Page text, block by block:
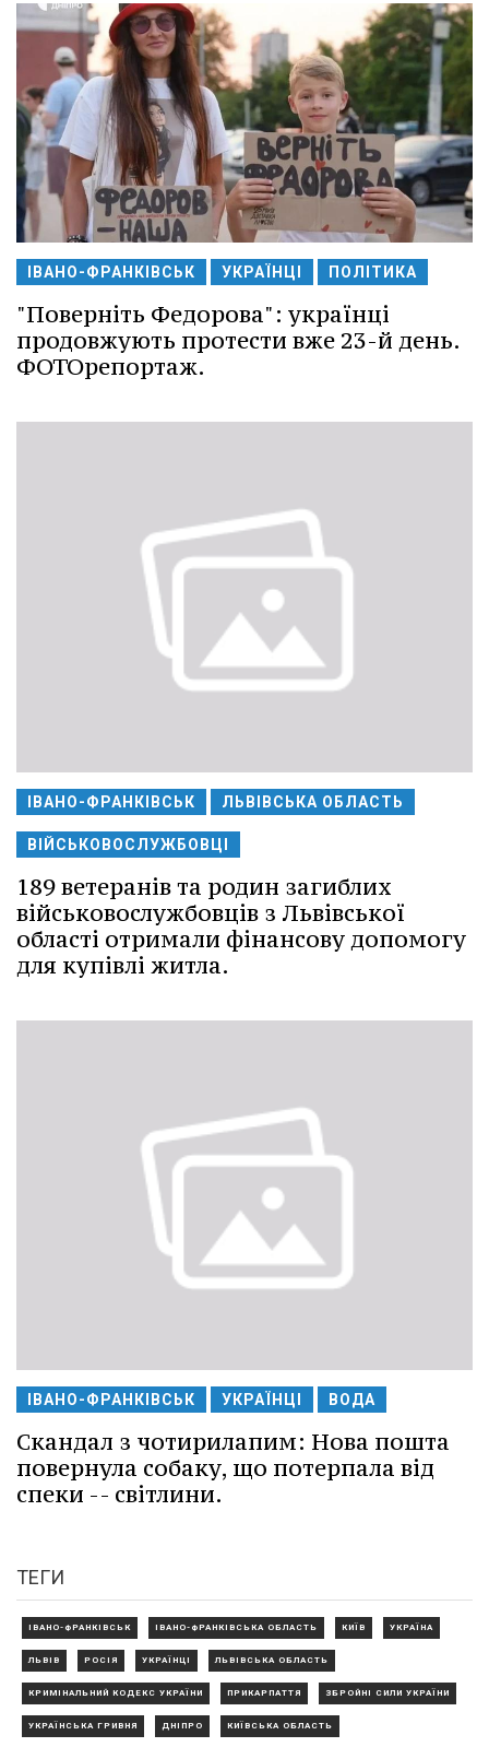
ІВАНО-ФРАНКІВСЬК УКРАЇНЦІ ПОЛІТИКА
"Поверніть Федорова": українці
продовжують протести вже 23-й день.
ФОТОрепортаж.
ІВАНО-ФРАНКІВСЬК ЛЬВІВСЬКА ОБЛАСТЬ
ВІЙСЬКОВОСЛУЖБОВЦІ
189 ветеранів та родин загиблих
військовослужбовців з Львівської
області отримали фінансову допомогу
для купівлі житла.
ІВАНО-ФРАНКІВСЬК УКРАЇНЦІ ВОДА
Скандал з чотирилапим: Нова пошта
повернула собаку, що потерпала від
спеки -- світлини.
ТЕГИ
ІВАНО-ФРАНКІВСЬК ІВАНО-ФРАНКІВСЬКА ОБЛАСТЬ КИЇВ УКРАЇНА
ЛЬВІВ РОСІЯ УКРАЇНЦІ ЛЬВІВСЬКА ОБЛАСТЬ
КРИМІНАЛЬНИЙ КОДЕКС УКРАЇНИ ПРИКАРПАТТЯ ЗБРОЙНІ СИЛИ УКРАЇНИ
УКРАЇНСЬКА ГРИВНЯ ДНІПРО КИЇВСЬКА ОБЛАСТЬ